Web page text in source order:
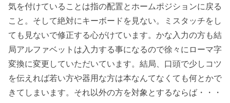
気を付けていることは指の配置とホームポジションに戻る
こと。そして絶対にキーボードを見ない。ミスタッチをし
ても見ないで修正する心がけています。かな入力の方も結
局アルファベットは入力する事になるので徐々にローマ字
変換に変更していただいています。結局、口頭で少しコツ
を伝えれば若い方や器用な方は本なんてなくても何とかで
きてしまいます。それ以外の方を対象とするならば・・・